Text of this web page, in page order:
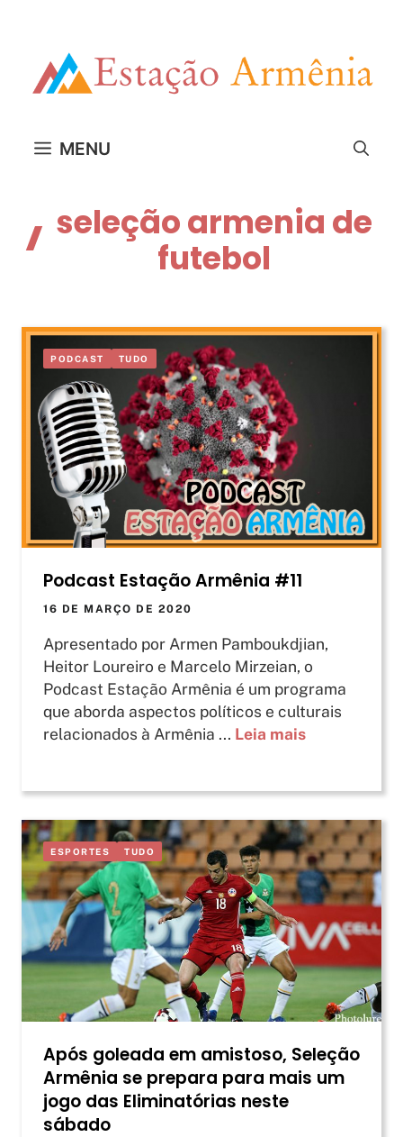
MENU
seleção armenia de
futebol
PODCAST TUDO
Podcast Estação Armênia #11
16 DE MARÇO DE 2020
Apresentado por Armen Pamboukdjian,
Heitor Loureiro e Marcelo Mirzeian, o
Podcast Estação Armênia é um programa
que aborda aspectos políticos e culturais
relacionados à Armênia ... Leia mais
ESPORTES TUDO
Após goleada em amistoso, Seleção
Armênia se prepara para mais um
jogo das Eliminatórias neste
sábado